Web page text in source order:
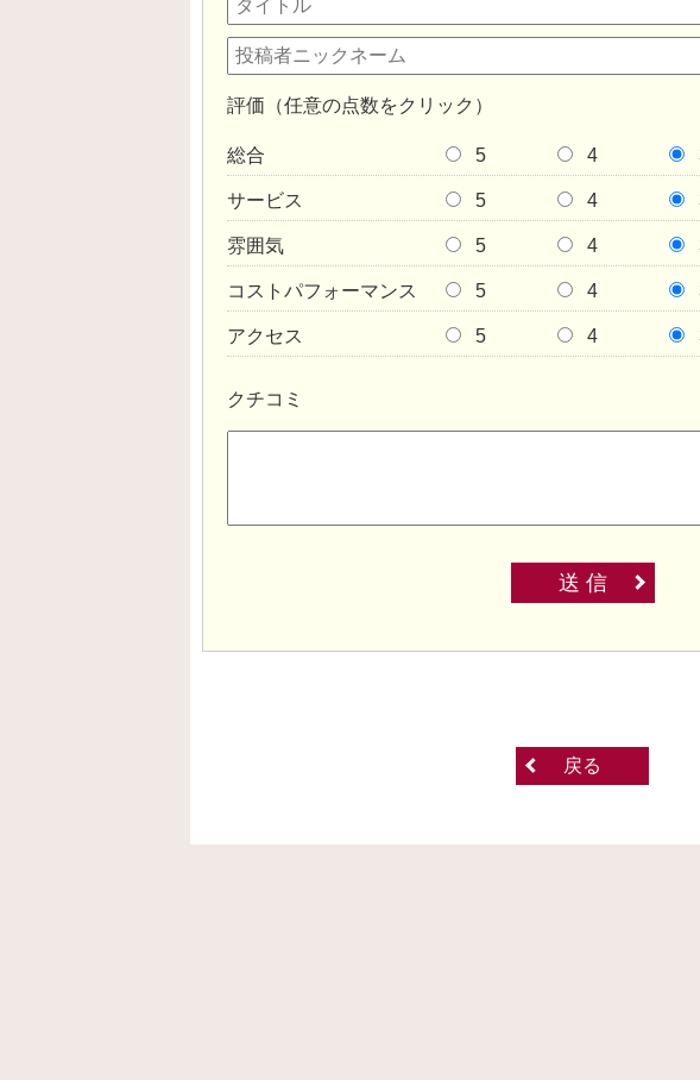
評価（任意の点数をクリック）
総合 5 4
サービス 5 4
雰囲気 5 4
コストパフォーマンス 5 4
アクセス 5 4
クチコミ
送 信
戻る